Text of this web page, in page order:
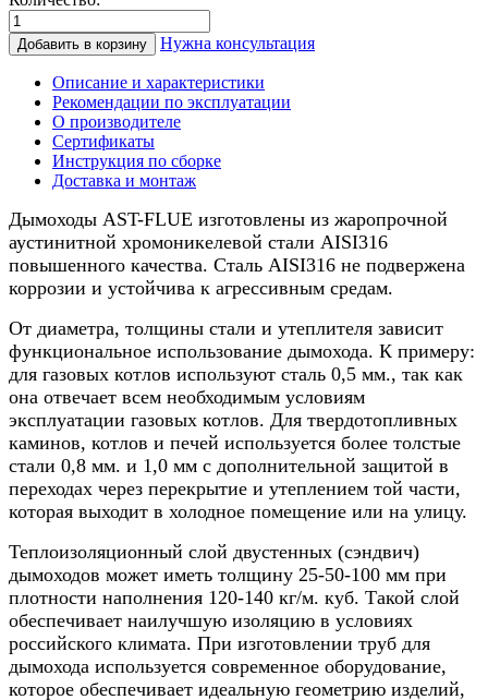
Количество
товара
Дымоход
котла
нерж.,
250/300мм,
Добавить в корзину Нужна консультация
Описание и характеристики
Рекомендации по эксплуатации
О производителе
Сертификаты
Инструкция по сборке
Доставка и монтаж
Дымоходы AST-FLUE изготовлены из жаропрочной
аустинитной хромоникелевой стали AISI316
повышенного качества. Сталь AISI316 не подвержена
коррозии и устойчива к агрессивным средам.
От диаметра, толщины стали и утеплителя зависит
функциональное использование дымохода. К примеру:
для газовых котлов используют сталь 0,5 мм., так как
она отвечает всем необходимым условиям
эксплуатации газовых котлов. Для твердотопливных
каминов, котлов и печей используется более толстые
стали 0,8 мм. и 1,0 мм с дополнительной защитой в
переходах через перекрытие и утеплением той части,
которая выходит в холодное помещение или на улицу.
Теплоизоляционный слой двустенных (сэндвич)
дымоходов может иметь толщину 25-50-100 мм при
плотности наполнения 120-140 кг/м. куб. Такой слой
обеспечивает наилучшую изоляцию в условиях
российского климата. При изготовлении труб для
дымохода используется современное оборудование,
которое обеспечивает идеальную геометрию изделий,